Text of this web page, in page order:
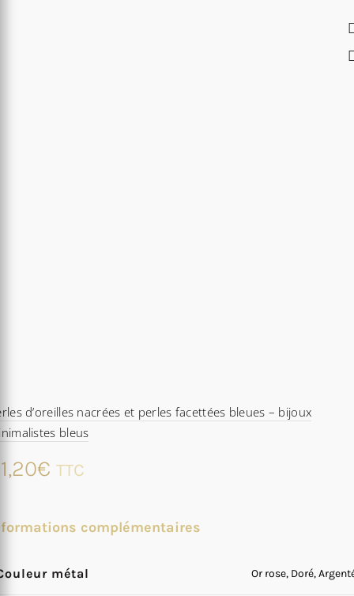
d’oreilles nacrées et perles facettées bleues – bijoux
bleus
€ TTC
complémentaires
métal Or rose, Doré,